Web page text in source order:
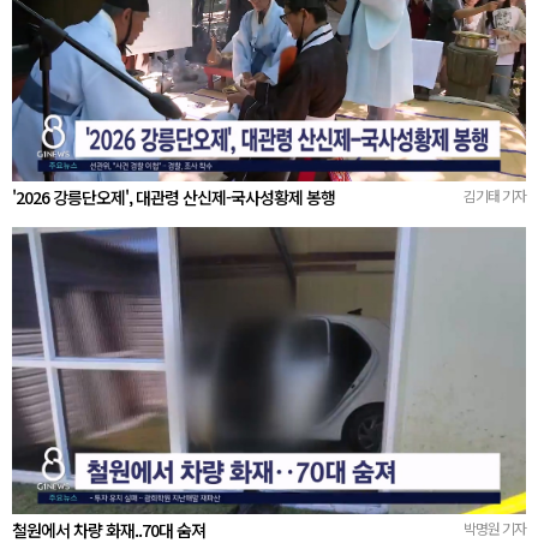
'2026 강릉단오제', 대관령 산신제-국사성황제 봉행 김기태 기자
철원에서 차량 화재..70대 숨져 박명원 기자